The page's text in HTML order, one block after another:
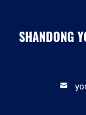
SHANDONG